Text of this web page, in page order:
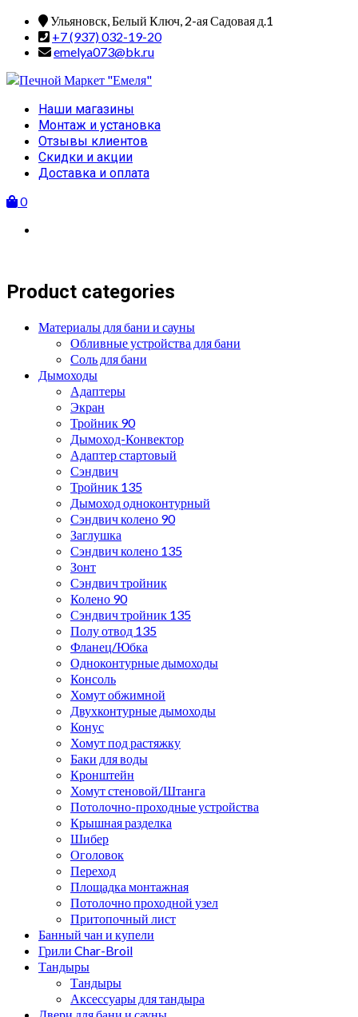
Skip
content
Ульяновск, Белый Ключ, 2-ая Садовая д.1
+7 (937) 032-19-20
emelya073@bk.ru
Primary
Menu
Наши магазины
Монтаж и установка
Отзывы клиентов
Скидки и акции
Доставка и оплата
0
Product categories
Материалы для бани и сауны
Обливные устройства для бани
Соль для бани
Дымоходы
Адаптеры
Экран
Тройник 90
Дымоход-Конвектор
Адаптер стартовый
Сэндвич
Тройник 135
Дымоход одноконтурный
Сэндвич колено 90
Заглушка
Сэндвич колено 135
Зонт
Сэндвич тройник
Колено 90
Сэндвич тройник 135
Полу отвод 135
Фланец/Юбка
Одноконтурные дымоходы
Консоль
Хомут обжимной
Двухконтурные дымоходы
Конус
Хомут под растяжку
Баки для воды
Кронштейн
Хомут стеновой/Штанга
Потолочно-проходные устройства
Крышная разделка
Шибер
Оголовок
Переход
Площадка монтажная
Потолочно проходной узел
Притопочный лист
Банный чан и купели
Грили Char-Broil
Тандыры
Тандыры
Аксессуары для тандыра